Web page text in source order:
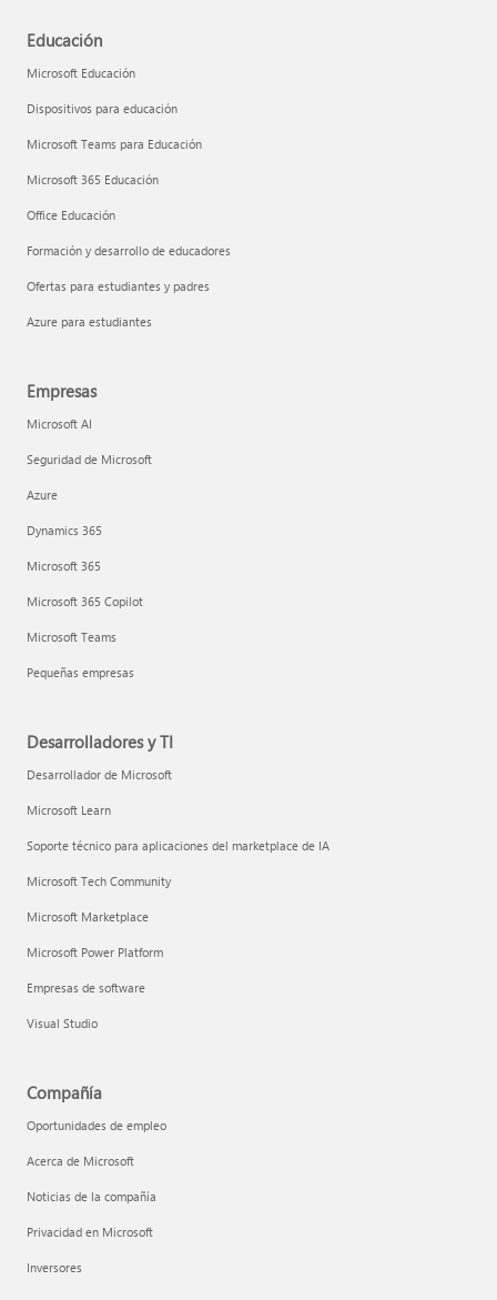
Educación
Microsoft Educación
Dispositivos para educación
Microsoft Teams para Educación
Microsoft 365 Educación
Office Educación
Formación y desarrollo de educadores
Ofertas para estudiantes y padres
Azure para estudiantes
Empresas
Microsoft AI
Seguridad de Microsoft
Azure
Dynamics 365
Microsoft 365
Microsoft 365 Copilot
Microsoft Teams
Pequeñas empresas
Desarrolladores y TI
Desarrollador de Microsoft
Microsoft Learn
Soporte técnico para aplicaciones del marketplace de IA
Microsoft Tech Community
Microsoft Marketplace
Microsoft Power Platform
Empresas de software
Visual Studio
Compañía
Oportunidades de empleo
Acerca de Microsoft
Noticias de la compañía
Privacidad en Microsoft
Inversores